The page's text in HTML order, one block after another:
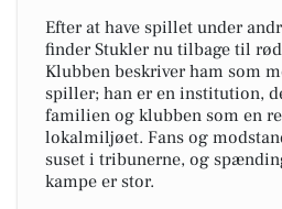
Efter at have spillet under
finder Stukler nu tilbage til
Klubben beskriver ham som
spiller; han er en institution,
familien og klubben som en
lokalmiljøet. Fans og
suset i tribunerne, og
kampe er stor.